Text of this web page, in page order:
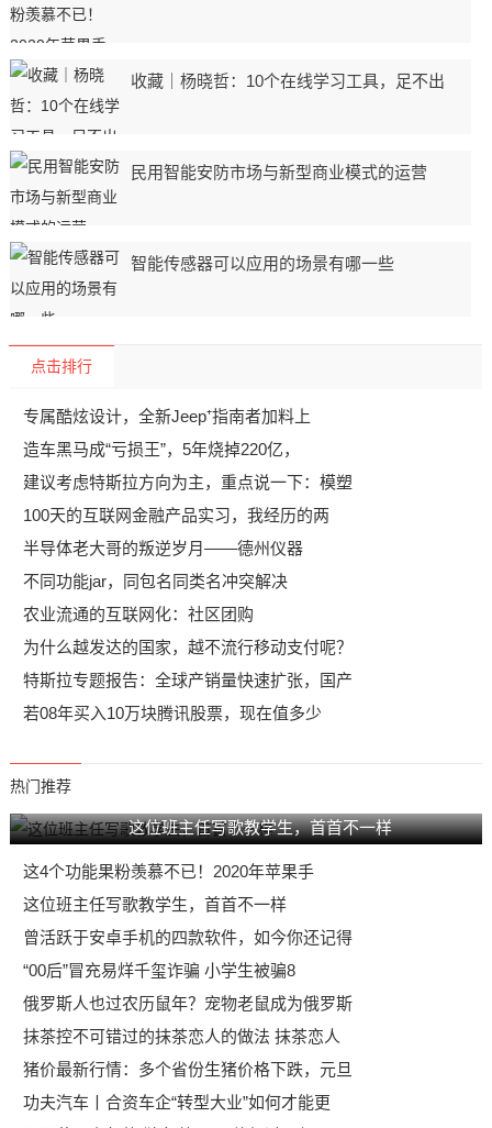
收藏｜杨晓哲：10个在线学习工具，足不出
民用智能安防市场与新型商业模式的运营
智能传感器可以应用的场景有哪一些
点击排行
专属酷炫设计，全新Jeep⁺指南者加料上
造车黑马成“亏损王”，5年烧掉220亿，
建议考虑特斯拉方向为主，重点说一下：模塑
100天的互联网金融产品实习，我经历的两
半导体老大哥的叛逆岁月——德州仪器
不同功能jar，同包名同类名冲突解决
农业流通的互联网化：社区团购​
为什么越发达的国家，越不流行移动支付呢？
特斯拉专题报告：全球产销量快速扩张，国产
若08年买入10万块腾讯股票，现在值多少
热门推荐
这位班主任写歌教学生，首首不一样
这4个功能果粉羡慕不已！2020年苹果手
这位班主任写歌教学生，首首不一样
曾活跃于安卓手机的四款软件，如今你还记得
“00后”冒充易烊千玺诈骗 小学生被骗8
俄罗斯人也过农历鼠年？宠物老鼠成为俄罗斯
抹茶控不可错过的抹茶恋人的做法 抹茶恋人
猪价最新行情：多个省份生猪价格下跌，元旦
功夫汽车丨合资车企“转型大业”如何才能更